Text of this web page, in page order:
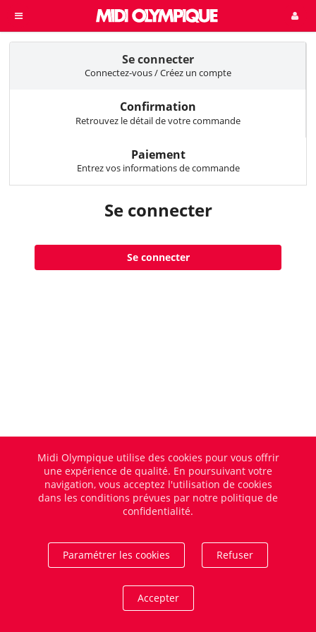
Se connecter
Connectez-vous / Créez un compte
Confirmation
Retrouvez le détail de votre commande
Paiement
Entrez vos informations de commande
Se connecter
Se connecter
Midi Olympique utilise des cookies pour vous offrir
une expérience de qualité. En poursuivant votre
navigation, vous acceptez l'utilisation de cookies
dans les conditions prévues par notre politique de
confidentialité.
Paramétrer les cookies Refuser
Accepter